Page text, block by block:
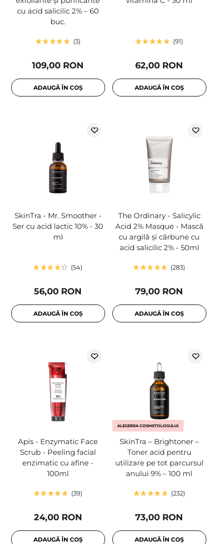
cu acid salicilic 2% – 60
buc.
3
109,00 RON
ADAUGĂ ÎN COȘ
91
62,00 RON
ADAUGĂ ÎN COȘ
SkinTra - Mr. Smoother -
Ser cu acid lactic 10% - 30
ml
54
56,00 RON
ADAUGĂ ÎN COȘ
The Ordinary - Salicylic
Acid 2% Masque - Mască
cu argilă și cărbune cu
acid salicilic 2% - 50ml
283
79,00 RON
ADAUGĂ ÎN COȘ
Apis - Enzymatic Face
Scrub - Peeling facial
enzimatic cu afine -
100ml
39
24,00 RON
ADAUGĂ ÎN COȘ
ALEGEREA COSMETOLOGULUI
SkinTra – Brightoner –
Toner acid pentru
utilizare pe tot parcursul
anului 9% – 100 ml
232
73,00 RON
ADAUGĂ ÎN COȘ